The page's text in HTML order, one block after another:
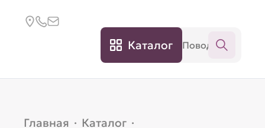
Каталог
Главная · Каталог ·